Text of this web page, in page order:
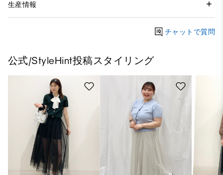
生産情報
チャットで質問
公式/StyleHint投稿スタイリング